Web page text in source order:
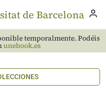
temporalmente. Podéis
unebook.es